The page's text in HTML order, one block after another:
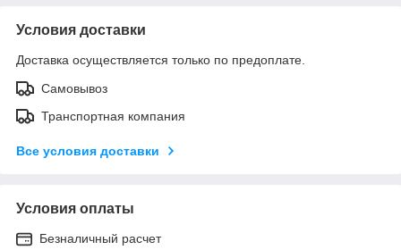
Условия доставки
Доставка осуществляется только по предоплате.
Самовывоз
Транспортная компания
Все условия доставки
Условия оплаты
Безналичный расчет